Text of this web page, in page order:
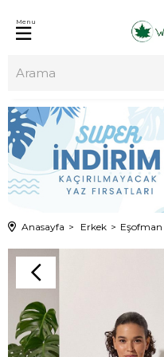
Menu
Anasayfa Erkek Eşofman